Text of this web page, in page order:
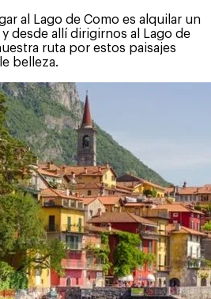
al Lago de Como es alquilar un
desde allí dirigirnos al Lago de
ruta por estos paisajes
belleza.